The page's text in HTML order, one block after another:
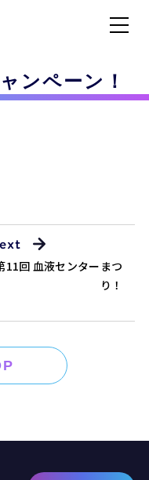
ンペーン！
11回 血液センターまつ
り！